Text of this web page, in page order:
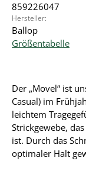
859226047
Hersteller:
Ballop
Größentabelle
Der „Movel“ ist
Casual) im
leichtem
Strickgewebe,
ist. Durch das
optimaler Halt